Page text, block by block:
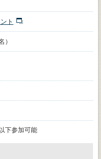
ト
）
下参加可能